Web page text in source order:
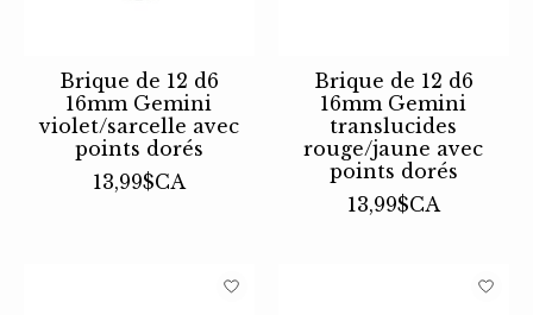
Brique de 12 d6
16mm Gemini
violet/sarcelle avec
points dorés
13,99$CA
Brique de 12 d6
16mm Gemini
translucides
rouge/jaune avec
points dorés
13,99$CA